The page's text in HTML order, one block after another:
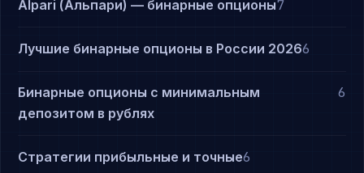
Alpari (Альпари) — бинарные опционы7
Лучшие бинарные опционы в России 20266
Бинарные опционы с минимальным
депозитом в рублях
6
Стратегии прибыльные и точные6